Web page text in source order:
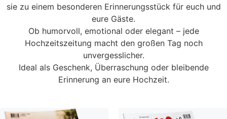
sie zu einem besonderen Erinnerungsstück für euch und
eure Gäste.
Ob humorvoll, emotional oder elegant – jede
Hochzeitszeitung macht den großen Tag noch
unvergesslicher.
Ideal als Geschenk, Überraschung oder bleibende
Erinnerung an eure Hochzeit.